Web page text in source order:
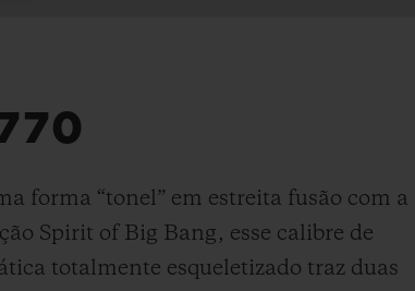
forma “tonel” em estreita fusão com a
Spirit of Big Bang, esse calibre de
totalmente esqueletizado traz duas